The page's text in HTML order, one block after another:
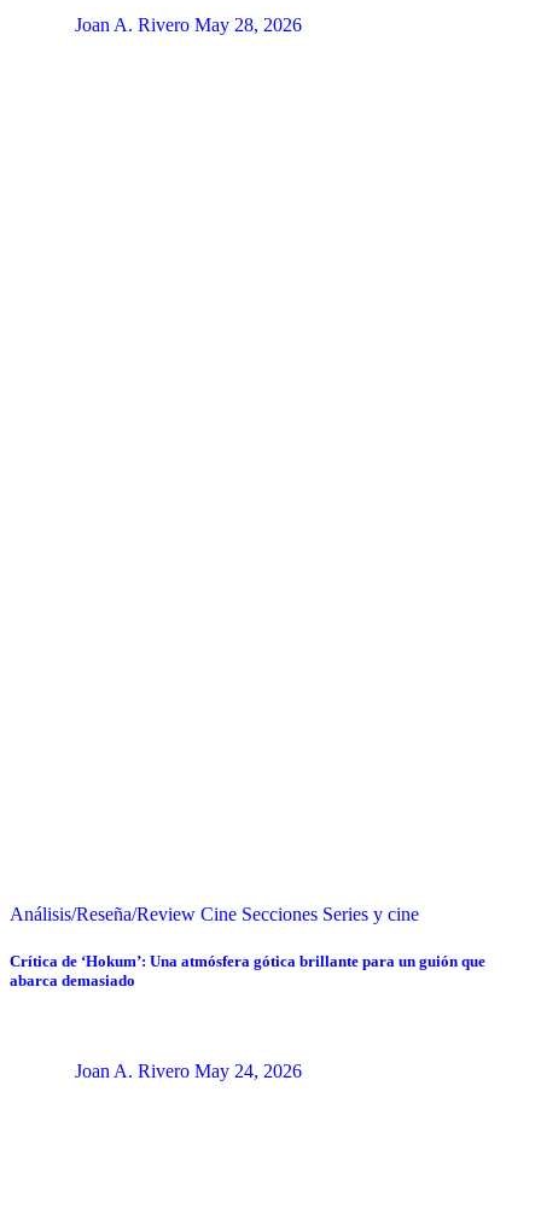
Joan A. Rivero May 28, 2026
Análisis/Reseña/Review Cine Secciones Series y cine
Crítica de ‘Hokum’: Una atmósfera gótica brillante para un guión que
abarca demasiado
Joan A. Rivero May 24, 2026